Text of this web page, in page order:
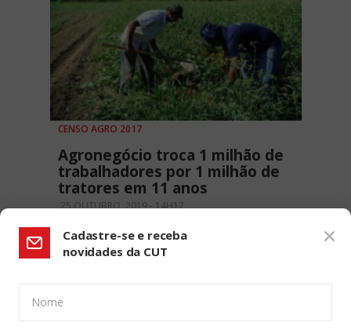
CENSO AGRO 2017
Agronegócio troca 1 milhão de
trabalhadores por 1 milhão de
tratores em 11 anos
25 OUTUBRO, 2019 - 14H17
Cadastre-se e receba
novidades da CUT
Nome